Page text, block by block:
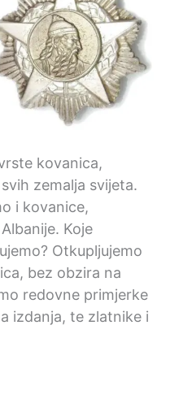
kovanica,
zemalja svijeta.
i kovanice,
Koje
Otkupljujemo
bez obzira na
redovne primjerke
izdanja, te zlatnike i